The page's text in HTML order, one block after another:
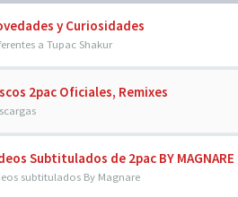
y Curiosidades
a Tupac Shakur
2pac Oficiales, Remixes
Subtitulados de 2pac BY MAGNARE
subtitulados By Magnare